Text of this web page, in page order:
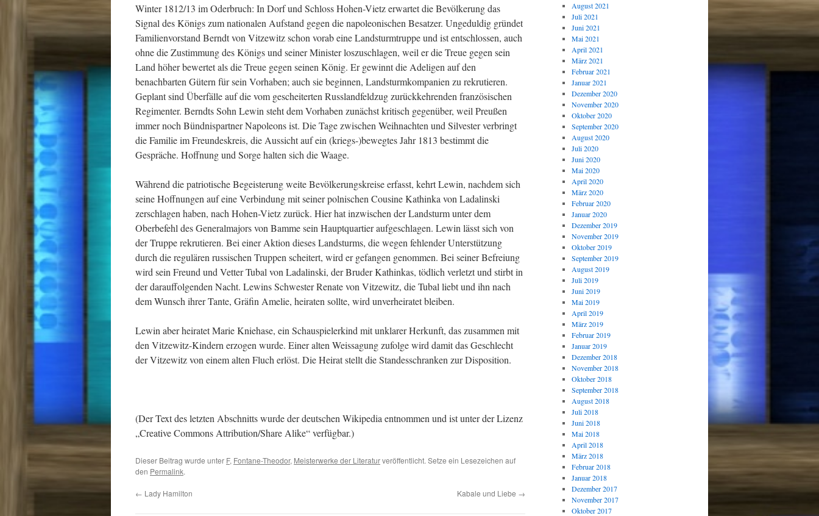
Winter 1812/13 im Oderbruch: In Dorf und Schloss Hohen-Vietz erwartet die Bevölkerung das
Signal des Königs zum nationalen Aufstand gegen die napoleonischen Besatzer. Ungeduldig gründet
Familienvorstand Berndt von Vitzewitz schon vorab eine Landsturmtruppe und ist entschlossen, auch
ohne die Zustimmung des Königs und seiner Minister loszuschlagen, weil er die Treue gegen sein
Land höher bewertet als die Treue gegen seinen König. Er gewinnt die Adeligen auf den
benachbarten Gütern für sein Vorhaben; auch sie beginnen, Landsturmkompanien zu rekrutieren.
Geplant sind Überfälle auf die vom gescheiterten Russlandfeldzug zurückkehrenden französischen
Regimenter. Berndts Sohn Lewin steht dem Vorhaben zunächst kritisch gegenüber, weil Preußen
immer noch Bündnispartner Napoleons ist. Die Tage zwischen Weihnachten und Silvester verbringt
die Familie im Freundeskreis, die Aussicht auf ein (kriegs-)bewegtes Jahr 1813 bestimmt die
Gespräche. Hoffnung und Sorge halten sich die Waage.
Während die patriotische Begeisterung weite Bevölkerungskreise erfasst, kehrt Lewin, nachdem sich
seine Hoffnungen auf eine Verbindung mit seiner polnischen Cousine Kathinka von Ladalinski
zerschlagen haben, nach Hohen-Vietz zurück. Hier hat inzwischen der Landsturm unter dem
Oberbefehl des Generalmajors von Bamme sein Hauptquartier aufgeschlagen. Lewin lässt sich von
der Truppe rekrutieren. Bei einer Aktion dieses Landsturms, die wegen fehlender Unterstützung
durch die regulären russischen Truppen scheitert, wird er gefangen genommen. Bei seiner Befreiung
wird sein Freund und Vetter Tubal von Ladalinski, der Bruder Kathinkas, tödlich verletzt und stirbt in
der darauffolgenden Nacht. Lewins Schwester Renate von Vitzewitz, die Tubal liebt und ihn nach
dem Wunsch ihrer Tante, Gräfin Amelie, heiraten sollte, wird unverheiratet bleiben.
Lewin aber heiratet Marie Kniehase, ein Schauspielerkind mit unklarer Herkunft, das zusammen mit
den Vitzewitz-Kindern erzogen wurde. Einer alten Weissagung zufolge wird damit das Geschlecht
der Vitzewitz von einem alten Fluch erlöst. Die Heirat stellt die Standesschranken zur Disposition.
(Der Text des letzten Abschnitts wurde der deutschen Wikipedia entnommen und ist unter der Lizenz
„Creative Commons Attribution/Share Alike“ verfügbar.)
Dieser Beitrag wurde unter F, Fontane-Theodor, Meisterwerke der Literaturveröffentlicht. Setze ein Lesezeichen auf
den Permalink.
← Lady Hamilton Kabale und Liebe →
August 2021
Juli 2021
Juni 2021
Mai 2021
April 2021
März 2021
Februar 2021
Januar 2021
Dezember 2020
November 2020
Oktober 2020
September 2020
August 2020
Juli 2020
Juni 2020
Mai 2020
April 2020
März 2020
Februar 2020
Januar 2020
Dezember 2019
November 2019
Oktober 2019
September 2019
August 2019
Juli 2019
Juni 2019
Mai 2019
April 2019
März 2019
Februar 2019
Januar 2019
Dezember 2018
November 2018
Oktober 2018
September 2018
August 2018
Juli 2018
Juni 2018
Mai 2018
April 2018
März 2018
Februar 2018
Januar 2018
Dezember 2017
November 2017
Oktober 2017